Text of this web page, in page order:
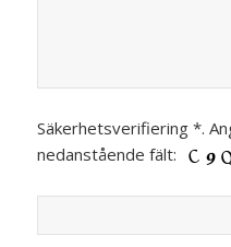
Säkerhetsverifiering *.
nedanstående fält: